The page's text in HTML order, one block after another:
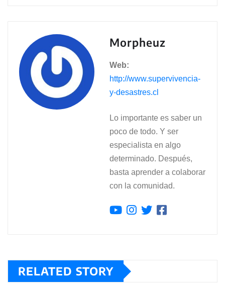
Morpheuz
Web:
http://www.supervivencia-
y-desastres.cl
Lo importante es saber un
poco de todo. Y ser
especialista en algo
determinado. Después,
basta aprender a colaborar
con la comunidad.
RELATED STORY